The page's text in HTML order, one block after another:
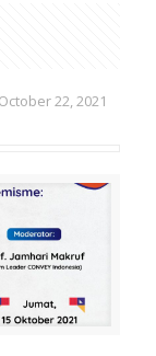
October 22, 2021